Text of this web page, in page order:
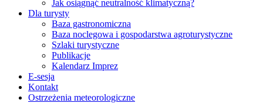
Jak osiągnąć neutralność klimatyczną?
Dla turysty
Baza gastronomiczna
Baza noclegowa i gospodarstwa agroturystyczne
Szlaki turystyczne
Publikacje
Kalendarz Imprez
E-sesja
Kontakt
Ostrzeżenia meteorologiczne